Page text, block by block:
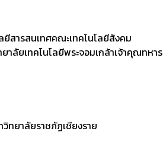
สารสนเทศคณะเทคโนโลยีสังคม
าลัยเทคโนโลยีพระจอมเกล้าเจ้าคุณทหาร
ทยาลัยราชภัฏเชียงราย